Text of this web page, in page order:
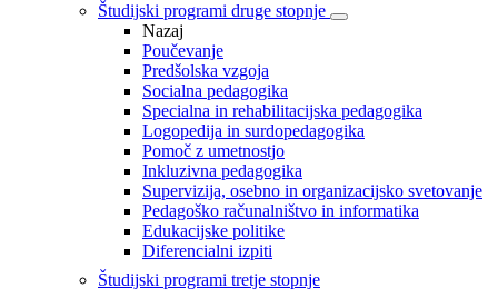
Študijski programi druge stopnje
Nazaj
Poučevanje
Predšolska vzgoja
Socialna pedagogika
Specialna in rehabilitacijska pedagogika
Logopedija in surdopedagogika
Pomoč z umetnostjo
Inkluzivna pedagogika
Supervizija, osebno in organizacijsko svetovanje
Pedagoško računalništvo in informatika
Edukacijske politike
Diferencialni izpiti
Študijski programi tretje stopnje